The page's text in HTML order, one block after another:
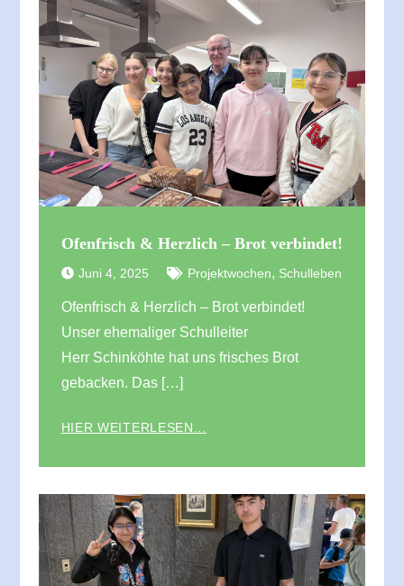
Ofenfrisch & Herzlich – Brot verbindet!
Juni 4, 2025 Projektwochen, Schulleben
Ofenfrisch & Herzlich – Brot verbindet!
Unser ehemaliger Schulleiter
Herr Schinköhte hat uns frisches Brot
gebacken. Das […]
HIER WEITERLESEN...